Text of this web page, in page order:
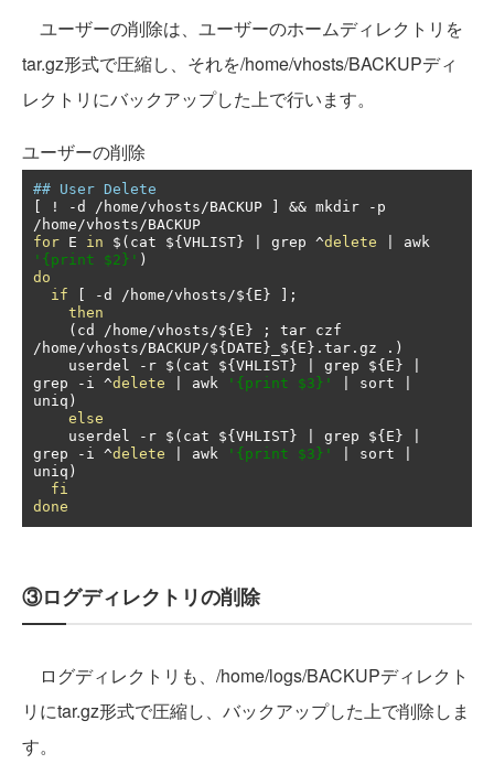
ユーザーの削除は、ユーザーのホームディレクトリを
tar.gz形式で圧縮し、それを/home/vhosts/BACKUPディ
レクトリにバックアップした上で行います。
ユーザーの削除
## User Delete
! -d / home/vhosts/BACKUP && mkdir -
/ home/vhosts/
for E in $ ( cat ${ VHLIST } grep ^delete
'{print $2}' )
do
if
-d / home/vhosts/${ E }
];
then
( cd / home/vhosts/${ E } ;
/ home/vhosts/BACKUP/${ DATE } _${ E }. tar . gz
.)
    userdel
- r $ ( cat ${ VHLIST } grep ${ E }
grep
- i ^delete awk '{print $3}' sort
uniq )
else
    userdel
- r $ ( cat ${ VHLIST } grep ${ E }
grep
- i ^delete awk '{print $3}' sort
uniq )
fi
done
③ログディレクトリの削除
ログディレクトリも、/home/logs/BACKUPディレクト
リにtar.gz形式で圧縮し、バックアップした上で削除しま
す。